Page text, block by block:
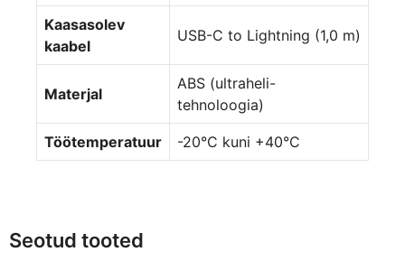
Kaasasolev
kaabel
USB-C to Lightning (1,0 m)
Materjal
ABS (ultraheli-
tehnoloogia)
Töötemperatuur -20°C kuni +40°C
Seotud tooted